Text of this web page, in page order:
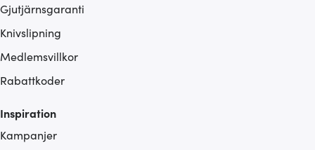
Gjutjärnsgaranti
Knivslipning
Medlemsvillkor
Rabattkoder
Inspiration
Kampanjer